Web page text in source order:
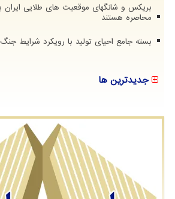
بریکس و شانگهای موقعیت های طلایی
محاصره هستند
بسته جامع احیای تولید با رویکرد شرایط
جدیدترین ها